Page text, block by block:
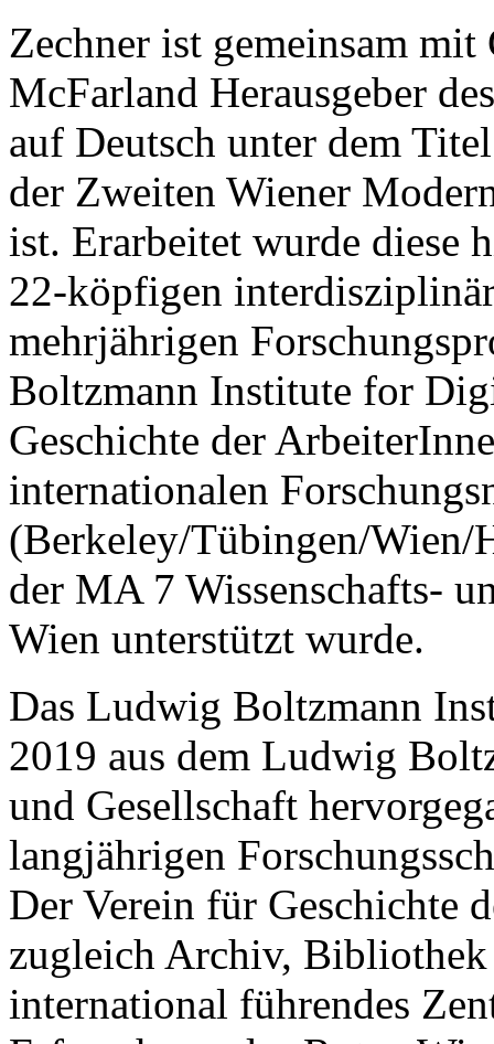
Zechner ist gemeinsam
McFarland Herausgeber
auf Deutsch unter dem
der Zweiten Wiener
ist. Erarbeitet wurde diese
22-köpfigen
mehrjährigen
Boltzmann Institute for
Geschichte der
internationalen
(Berkeley/Tübingen/Wien/
der MA 7 Wissenschafts-
Wien unterstützt wurde.
Das Ludwig Boltzmann
2019 aus dem Ludwig
und Gesellschaft
langjährigen
Der Verein für Geschichte
zugleich Archiv,
international führendes